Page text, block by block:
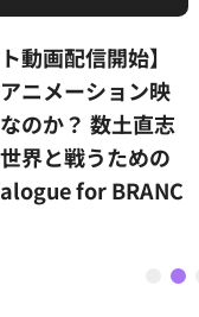
動画配信開始】
ニメーション映
のか？ 数土直志
界と戦うための
for BRANC
1 2